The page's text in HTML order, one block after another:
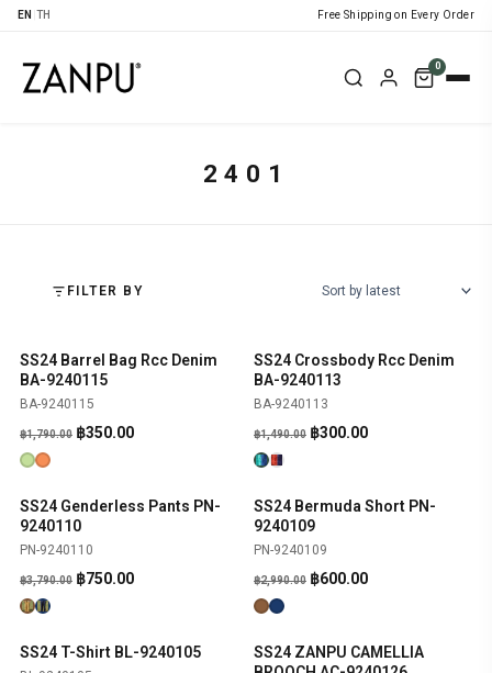
EN TH Free Shipping on Every Order
0
2401
FILTER BY
-80% SHOP NOW
SS24 Barrel Bag Rcc Denim
BA-9240115
BA-9240115
฿1,790.00 Original
฿1,790.00.
฿350.00Current
฿350.00.
-80% SHOP NOW
SS24 Crossbody Rcc Denim
BA-9240113
BA-9240113
฿1,490.00 Original
฿1,490.00.
฿300.00Current
฿300.00.
-80% SHOP NOW
SS24 Genderless Pants PN-
9240110
PN-9240110
฿3,790.00 Original
฿3,790.00.
฿750.00Current
฿750.00.
-80% SHOP NOW
SS24 Bermuda Short PN-
9240109
PN-9240109
฿2,990.00 Original
฿2,990.00.
฿600.00Current
฿600.00.
-81% SHOP NOW
SS24 T-Shirt BL-9240105 -80% SHOP NOW
SS24 ZANPU CAMELLIA